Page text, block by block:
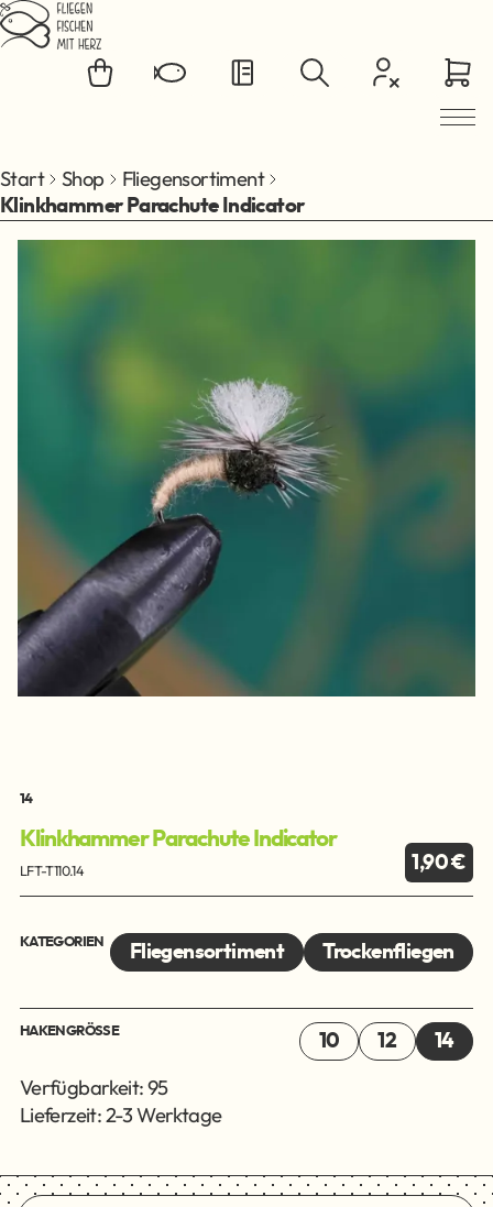
Zum Hauptinhalt springen
Start Shop Fliegensortiment
Klinkhammer Parachute Indicator
14
Klinkhammer Parachute Indicator
LFT-T110.14 1,90 €
KATEGORIEN Fliegensortiment Trockenfliegen
HAKENGRÖSSE 10 12 14
Verfügbarkeit: 95
Lieferzeit: 2-3 Werktage